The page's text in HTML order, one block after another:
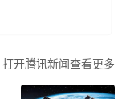
打开腾讯新闻查看更多